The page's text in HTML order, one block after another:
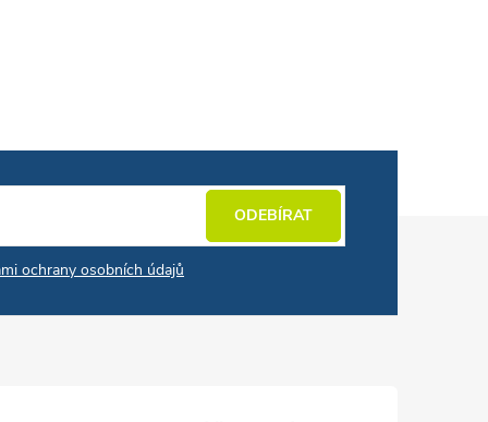
ochrany osobních údajů
ODEBÍRAT